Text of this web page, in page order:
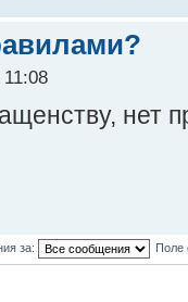
нет
за: Поле